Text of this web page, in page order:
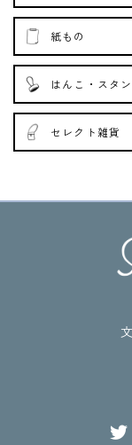
紙もの
はんこ・スタ
セレクト雑貨